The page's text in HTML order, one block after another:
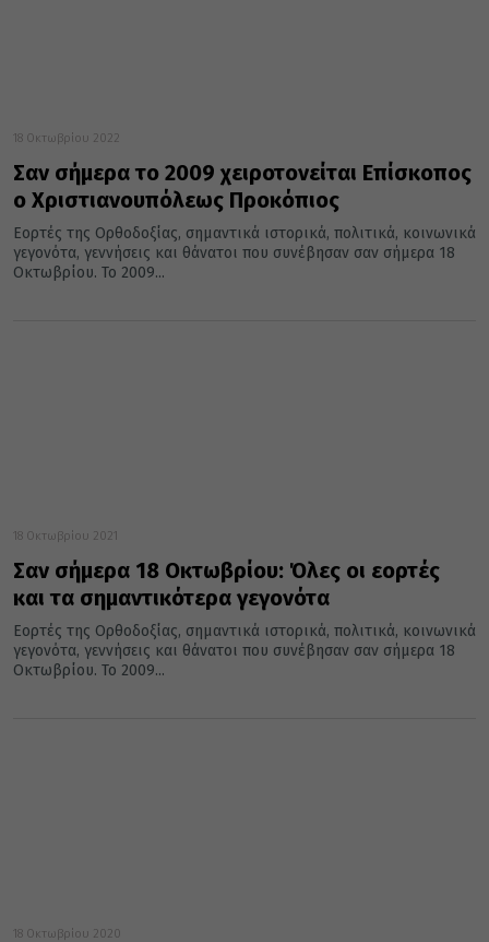
18 Οκτωβρίου 2022
Σαν σήμερα το 2009 χειροτονείται Επίσκοπος
ο Χριστιανουπόλεως Προκόπιος
Εορτές της Ορθοδοξίας, σημαντικά ιστορικά, πολιτικά, κοινωνικά
γεγονότα, γεννήσεις και θάνατοι που συνέβησαν σαν σήμερα 18
Οκτωβρίου. Το 2009...
18 Οκτωβρίου 2021
Σαν σήμερα 18 Οκτωβρίου: Όλες οι εορτές
και τα σημαντικότερα γεγονότα
Εορτές της Ορθοδοξίας, σημαντικά ιστορικά, πολιτικά, κοινωνικά
γεγονότα, γεννήσεις και θάνατοι που συνέβησαν σαν σήμερα 18
Οκτωβρίου. Το 2009...
18 Οκτωβρίου 2020